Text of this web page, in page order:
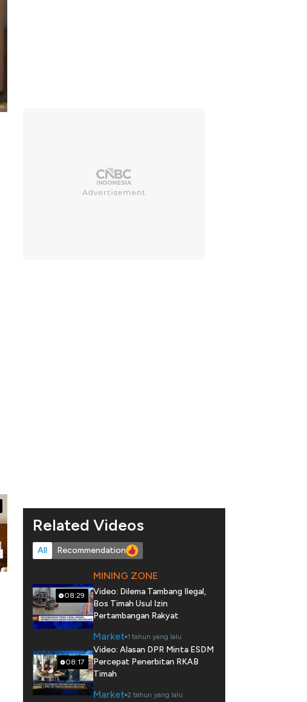
Related Videos
All Recommendation
08:29
MINING ZONE
Video: Dilema Tambang Ilegal,
Bos Timah Usul Izin
Pertambangan Rakyat
Market 1 tahun yang lalu
08:17
Video: Alasan DPR Minta ESDM
Percepat Penerbitan RKAB
Timah
Market 2 tahun yang lalu